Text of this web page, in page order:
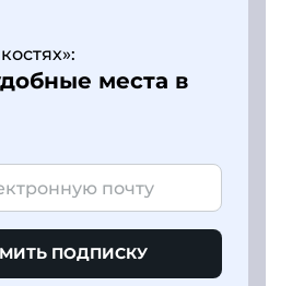
места в
ПОДПИСКУ